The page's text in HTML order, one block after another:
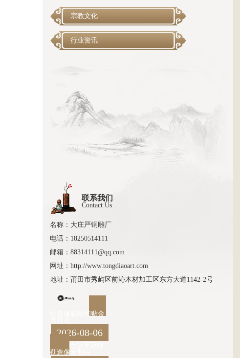
宗教文化
行业资讯
联系我们
Contact Us
名称：大庄严铜雕厂
电话：18250514111
邮箱：88314111@qq.com
网址：http://www.tongdiaoart.com
地址：莆田市秀屿区前沁木材加工区东方大道1142-2号
铜造像彩绘和贴金
2026-08-06
勒造像定制完 ...